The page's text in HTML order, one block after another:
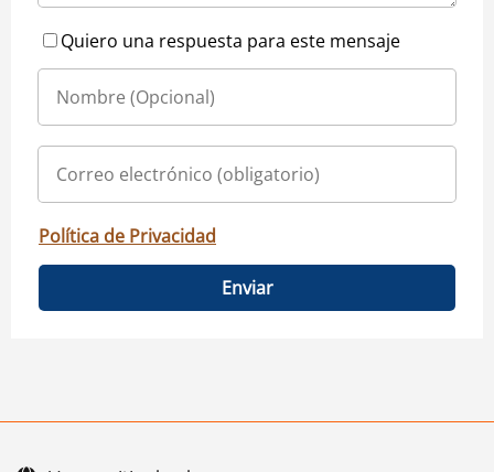
Quiero una respuesta para este mensaje
Política de Privacidad
Enviar